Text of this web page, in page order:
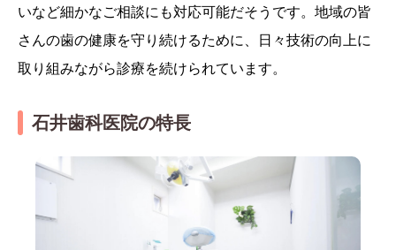
いなど細かなご相談にも対応可能だそうです。地域の皆
さんの歯の健康を守り続けるために、日々技術の向上に
取り組みながら診療を続けられています。
石井歯科医院の特長